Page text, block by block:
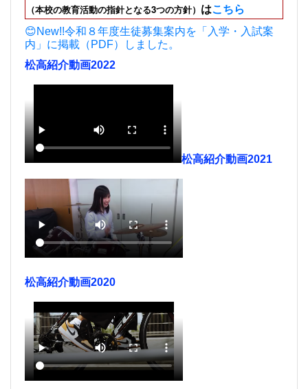
（本校の教育活動の指針となる3つの方針） はこちら
😊New!!令和８年度生徒募集案内を「入学・入試案
内」に掲載（PDF）しました。
松高紹介動画2022
松高紹介動画2021
松高紹介動画2020